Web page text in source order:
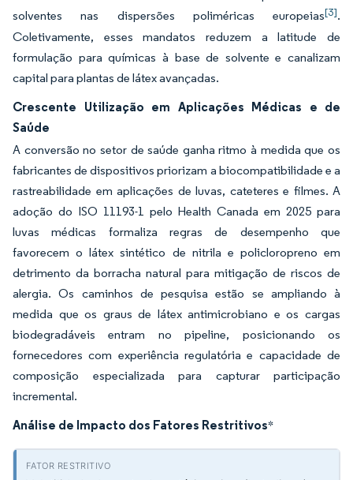
solventes nas dispersões poliméricas europeias[3].
Coletivamente, esses mandatos reduzem a latitude de
formulação para químicas à base de solvente e canalizam
capital para plantas de látex avançadas.
Crescente Utilização em Aplicações Médicas e de
Saúde
A conversão no setor de saúde ganha ritmo à medida que os
fabricantes de dispositivos priorizam a biocompatibilidade e a
rastreabilidade em aplicações de luvas, cateteres e filmes. A
adoção do ISO 11193-1 pelo Health Canada em 2025 para
luvas médicas formaliza regras de desempenho que
favorecem o látex sintético de nitrila e policloropreno em
detrimento da borracha natural para mitigação de riscos de
alergia. Os caminhos de pesquisa estão se ampliando à
medida que os graus de látex antimicrobiano e os cargas
biodegradáveis entram no pipeline, posicionando os
fornecedores com experiência regulatória e capacidade de
composição especializada para capturar participação
incremental.
Análise de Impacto dos Fatores Restritivos*